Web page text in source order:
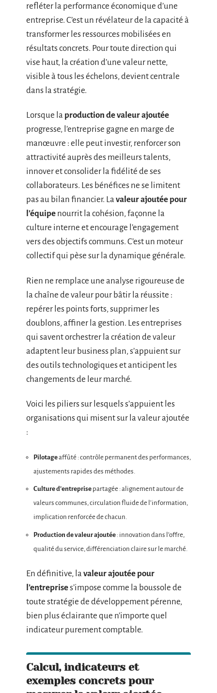
refléter la performance économique d’une
entreprise. C’est un révélateur de la capacité à
transformer les ressources mobilisées en
résultats concrets. Pour toute direction qui
vise haut, la création d’une valeur nette,
visible à tous les échelons, devient centrale
dans la stratégie.
Lorsque la production de valeur ajoutée
progresse, l’entreprise gagne en marge de
manœuvre : elle peut investir, renforcer son
attractivité auprès des meilleurs talents,
innover et consolider la fidélité de ses
collaborateurs. Les bénéfices ne se limitent
pas au bilan financier. La valeur ajoutée pour
l’équipe nourrit la cohésion, façonne la
culture interne et encourage l’engagement
vers des objectifs communs. C’est un moteur
collectif qui pèse sur la dynamique générale.
Rien ne remplace une analyse rigoureuse de
la chaîne de valeur pour bâtir la réussite :
repérer les points forts, supprimer les
doublons, affiner la gestion. Les entreprises
qui savent orchestrer la création de valeur
adaptent leur business plan, s’appuient sur
des outils technologiques et anticipent les
changements de leur marché.
Voici les piliers sur lesquels s’appuient les
organisations qui misent sur la valeur ajoutée
:
Pilotageaffûté : contrôle permanent des performances,
ajustements rapides des méthodes.
Culture d’entreprise partagée : alignement autour de
valeurs communes, circulation fluide de l’information,
implication renforcée de chacun.
Production de valeur ajoutée : innovation dans l’offre,
qualité du service, différenciation claire sur le marché.
En définitive, la valeur ajoutée pour
l’entreprises’impose comme la boussole de
toute stratégie de développement pérenne,
bien plus éclairante que n’importe quel
indicateur purement comptable.
Calcul, indicateurs et
exemples concrets pour